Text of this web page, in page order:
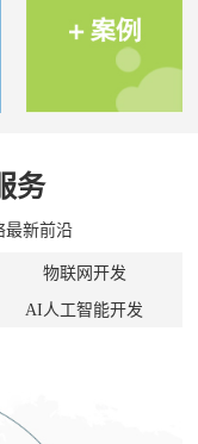
务
最新前沿
物联网开发
AI人工智能开发